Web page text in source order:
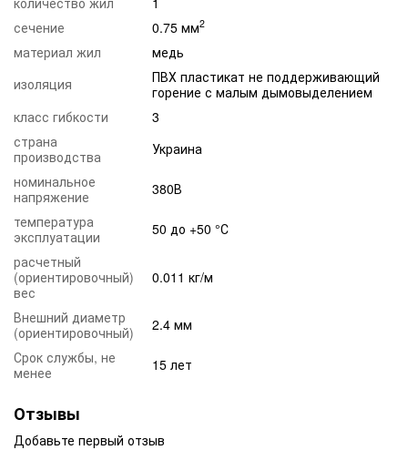
сечение
0.75 мм2
материал жил
медь
изоляция
ПВХ пластикат не поддерживающий
горение с малым дымовыделением
класс гибкости
3
страна
производства
Украина
номинальное
напряжение
380В
температура
эксплуатации
50 до +50 °С
расчетный
(ориентировочный)
вес
0.011 кг/м
Внешний диаметр
(ориентировочный)
2.4 мм
Срок службы, не
менее
15 лет
Отзывы
Добавьте первый отзыв